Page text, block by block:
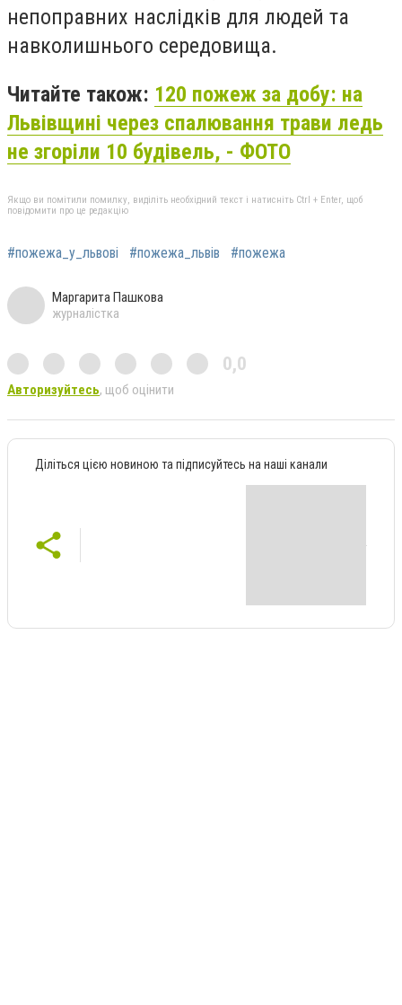
непоправних наслідків для людей та
навколишнього середовища.
Читайте також: 120 пожеж за добу: на
Львівщині через спалювання трави ледь
не згоріли 10 будівель, - ФОТО
Якщо ви помітили помилку, виділіть необхідний текст і натисніть Ctrl + Enter, щоб
повідомити про це редакцію
#пожежа_у_львові #пожежа_львів #пожежа
Маргарита Пашкова
журналістка
0,0
Авторизуйтесь, щоб оцінити
Діліться цією новиною та підписуйтесь на наші канали